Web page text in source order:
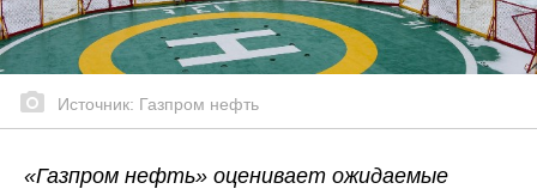
Источник: Газпром нефть
«Газпром нефть» оценивает ожидаемые